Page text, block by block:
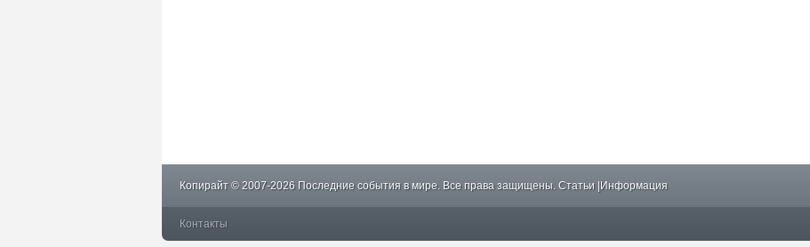
Копирайт © 2007-2026 Последние события в мире. Все права защищены. Статьи |Информация
Контакты